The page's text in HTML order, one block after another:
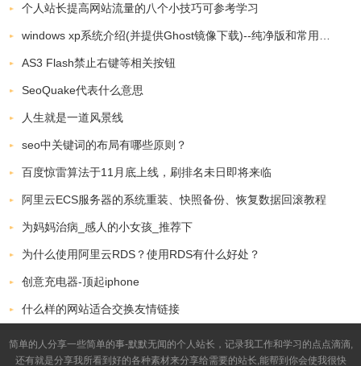
个人站长提高网站流量的八个小技巧可参考学习
AS3 Flash禁止右键等相关按钮
SeoQuake代表什么意思
人生就是一道风景线
seo中关键词的布局有哪些原则？
百度惊雷算法于11月底上线，刷排名未日即将来临
阿里云ECS服务器的系统重装、快照备份、恢复数据回滚教程
为妈妈治病_感人的小女孩_推荐下
为什么使用阿里云RDS？使用RDS有什么好处？
创意充电器-顶起iphone
什么样的网站适合交换友情链接
简单的人分享一些简单的事-默默无闻的个人站长，记录我工作和学习的点点滴滴,
还有就是分享我所看到好的各种素材来分享给需要的站长,能帮到你会使我很快